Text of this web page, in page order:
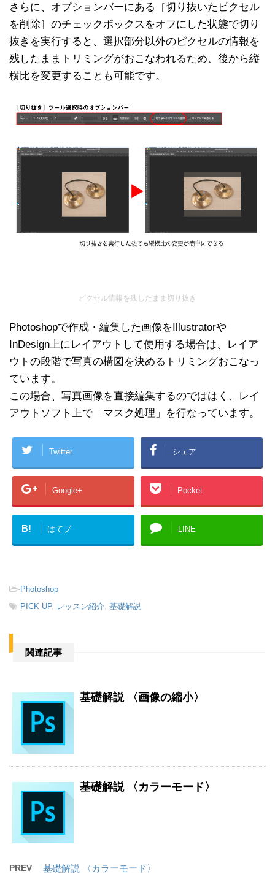
さらに、オプションバーにある［切り抜いたピクセル
を削除］のチェックボックスをオフにした状態で切り
抜きを実行すると、選択部分以外のピクセルの情報を
残したままトリミングがおこなわれるため、後から縦
横比を変更することも可能です。
ピクセル情報を残したまま切り抜き
Photoshopで作成・編集した画像をIllustratorや
InDesign上にレイアウトして使用する場合は、レイア
ウトの段階で写真の構図を決めるトリミングおこなっ
ています。
この場合、写真画像を直接編集するのでははく、レイ
アウトソフト上で「マスク処理」を行なっています。
Twitter シェア
Google+ Pocket
B! はてブ LINE
-Photoshop
-PICK UP, レッスン紹介 基礎解説
関連記事
基礎解説 〈画像の縮小〉
基礎解説 〈カラーモード〉
PREV 基礎解説 〈カラーモード〉